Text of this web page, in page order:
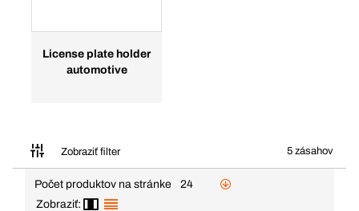
License plate holder
automotive
Zobraziť filter 5 zásahov
Počet produktov na stránke
24
Zobraziť: